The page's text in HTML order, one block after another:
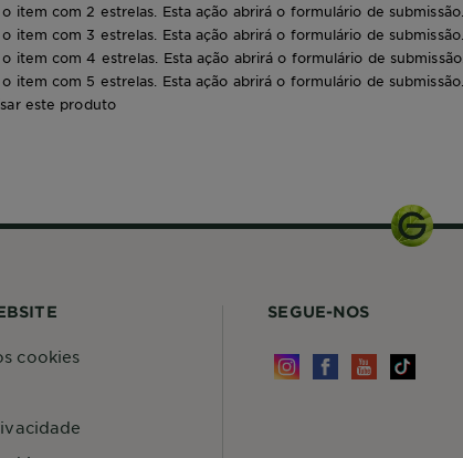
item com 2 estrelas. Esta ação abrirá o formulário de submissão.
item com 3 estrelas. Esta ação abrirá o formulário de submissão.
item com 4 estrelas. Esta ação abrirá o formulário de submissão.
item com 5 estrelas. Esta ação abrirá o formulário de submissão.
este produto
cookies
SEGUE-NOS